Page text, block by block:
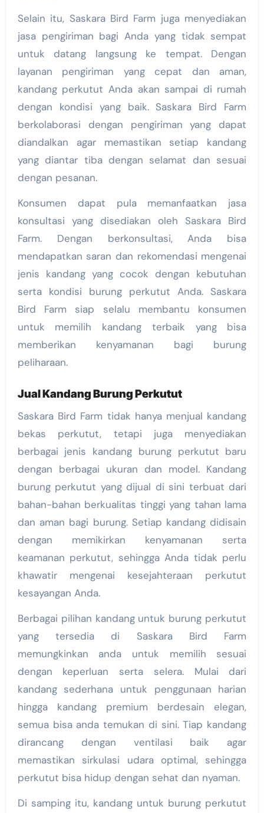
Selain itu, Saskara Bird Farm juga menyediakan
jasa pengiriman bagi Anda yang tidak sempat
untuk datang langsung ke tempat. Dengan
layanan pengiriman yang cepat dan aman,
kandang perkutut Anda akan sampai di rumah
dengan kondisi yang baik. Saskara Bird Farm
berkolaborasi dengan pengiriman yang dapat
diandalkan agar memastikan setiap kandang
yang diantar tiba dengan selamat dan sesuai
dengan pesanan.
Konsumen dapat pula memanfaatkan jasa
konsultasi yang disediakan oleh Saskara Bird
Farm. Dengan berkonsultasi, Anda bisa
mendapatkan saran dan rekomendasi mengenai
jenis kandang yang cocok dengan kebutuhan
serta kondisi burung perkutut Anda. Saskara
Bird Farm siap selalu membantu konsumen
untuk memilih kandang terbaik yang bisa
memberikan kenyamanan bagi burung
peliharaan.
Jual Kandang Burung Perkutut
Saskara Bird Farm tidak hanya menjual kandang
bekas perkutut, tetapi juga menyediakan
berbagai jenis kandang burung perkutut baru
dengan berbagai ukuran dan model. Kandang
burung perkutut yang dijual di sini terbuat dari
bahan-bahan berkualitas tinggi yang tahan lama
dan aman bagi burung. Setiap kandang didisain
dengan memikirkan kenyamanan serta
keamanan perkutut, sehingga Anda tidak perlu
khawatir mengenai kesejahteraan perkutut
kesayangan Anda.
Berbagai pilihan kandang untuk burung perkutut
yang tersedia di Saskara Bird Farm
memungkinkan anda untuk memilih sesuai
dengan keperluan serta selera. Mulai dari
kandang sederhana untuk penggunaan harian
hingga kandang premium berdesain elegan,
semua bisa anda temukan di sini. Tiap kandang
dirancang dengan ventilasi baik agar
memastikan sirkulasi udara optimal, sehingga
perkutut bisa hidup dengan sehat dan nyaman.
Di samping itu, kandang untuk burung perkutut